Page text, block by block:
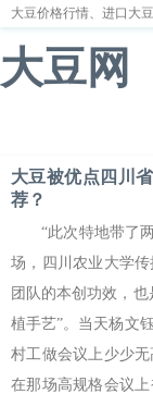
大豆价格行情、进口大
大豆网
大豆被优点四川
荐？
“此次特地带了两
场，四川农业大学
团队的本创功效，
植手艺”。当天杨
村工做会议上少少
在那场高规格会议